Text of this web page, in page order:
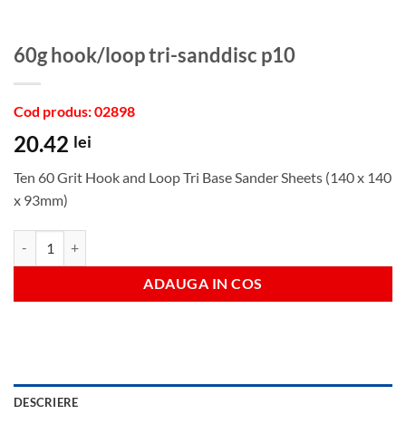
60g hook/loop tri-sanddisc p10
Cod produs: 02898
20.42 lei
Ten 60 Grit Hook and Loop Tri Base Sander Sheets (140 x 140
x 93mm)
ADAUGA IN COS
DESCRIERE